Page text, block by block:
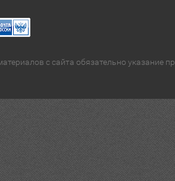
с сайта обязательно указание